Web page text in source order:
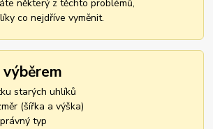
některý z těchto problémů,
co nejdříve vyměnit.
výběrem
starých uhlíků
(šířka a výška)
typ